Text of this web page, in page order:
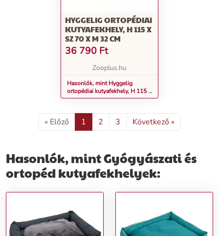
HYGGELIG ORTOPÉDIAI
KUTYAFEKHELY, H 115 X
SZ 70 X M 32 CM
36 790 Ft
Zooplus.hu
Hasonlók, mint Hyggelig
ortopédiai kutyafekhely, H 115 x
Sz 70 x M 32 cm
« Előző 1 2 3 Következő »
Hasonlók, mint Gyógyászati és
ortopéd kutyafekhelyek: